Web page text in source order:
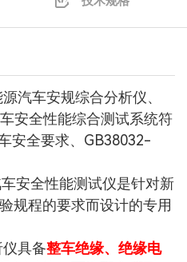
车安规综合分析仪、
安全性能综合测试系统符
安全要求、GB38032-
全性能测试仪是针对新
规程的要求而设计的专用
具备整车绝缘、绝缘电